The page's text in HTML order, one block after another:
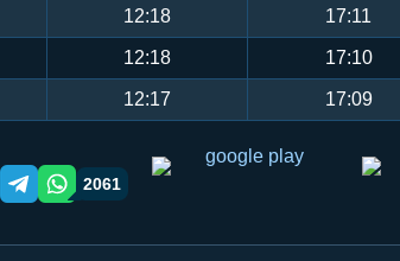
12:18 17:11
12:18 17:10
12:17 17:09
Telegram orqali ulashish
WhatsApp orqali ulashish
2061